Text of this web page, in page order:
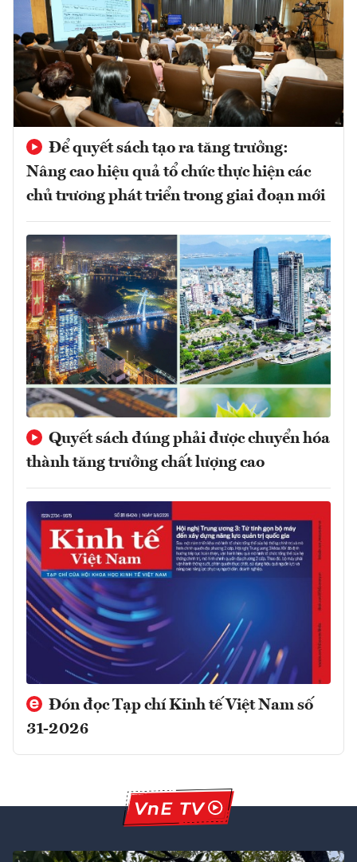
Để quyết sách tạo ra tăng trưởng:
Nâng cao hiệu quả tổ chức thực hiện các
chủ trương phát triển trong giai đoạn mới
Quyết sách đúng phải được chuyển hóa
thành tăng trưởng chất lượng cao
Đón đọc Tạp chí Kinh tế Việt Nam số
31-2026